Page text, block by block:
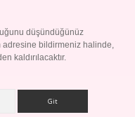
düşündüğünüz
adresine bildirmeniz halinde,
kaldırılacaktır.